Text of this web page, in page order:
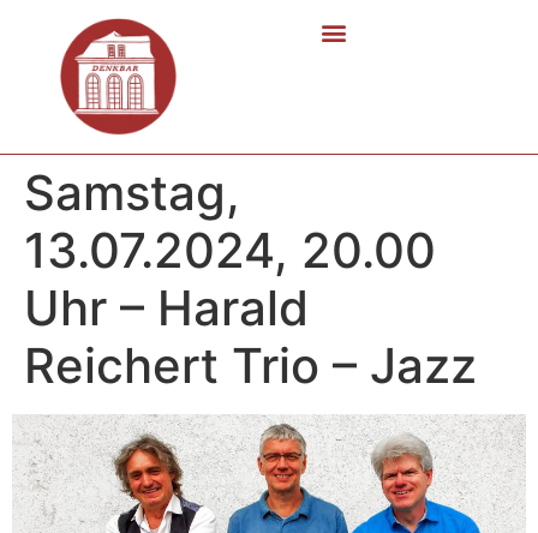
Samstag,
13.07.2024, 20.00
Uhr – Harald
Reichert Trio – Jazz